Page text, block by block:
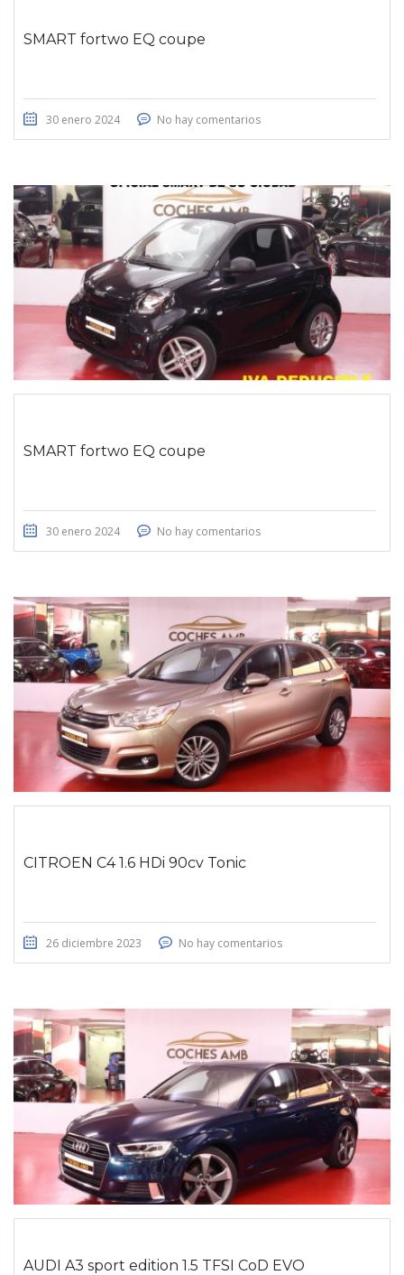
SMART fortwo EQ coupe
30 enero 2024 No hay comentarios
SMART fortwo EQ coupe
30 enero 2024 No hay comentarios
CITROEN C4 1.6 HDi 90cv Tonic
26 diciembre 2023 No hay comentarios
AUDI A3 sport edition 1.5 TFSI CoD EVO